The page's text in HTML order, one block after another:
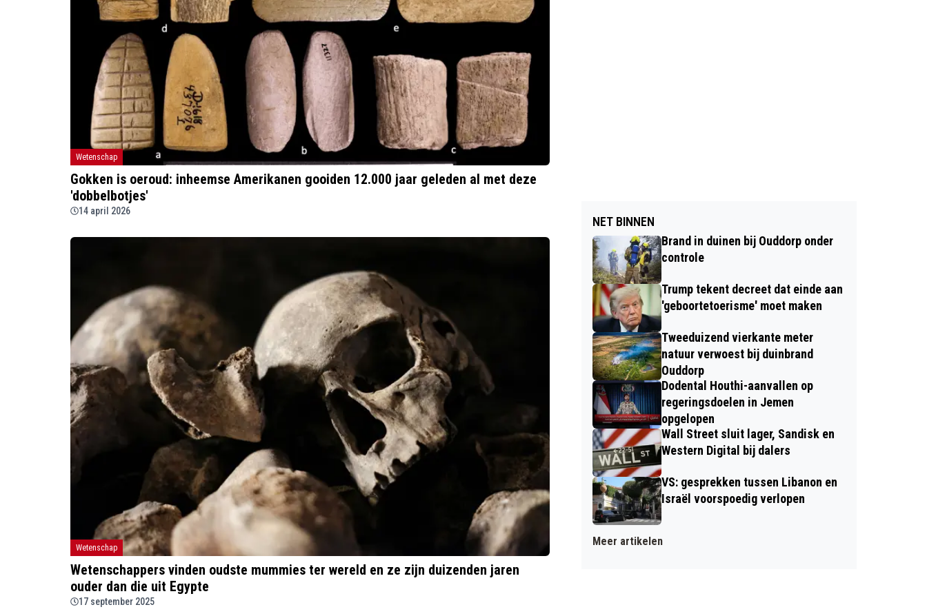
Wetenschap
Gokken is oeroud: inheemse Amerikanen gooiden 12.000 jaar geleden al met deze
'dobbelbotjes'
14 april 2026
Wetenschap
Wetenschappers vinden oudste mummies ter wereld en ze zijn duizenden jaren
ouder dan die uit Egypte
17 september 2025
NET BINNEN
Brand in duinen bij Ouddorp onder
controle
Trump tekent decreet dat einde aan
'geboortetoerisme' moet maken
Tweeduizend vierkante meter
natuur verwoest bij duinbrand
Ouddorp
Dodental Houthi-aanvallen op
regeringsdoelen in Jemen
opgelopen
Wall Street sluit lager, Sandisk en
Western Digital bij dalers
VS: gesprekken tussen Libanon en
Israël voorspoedig verlopen
Meer artikelen